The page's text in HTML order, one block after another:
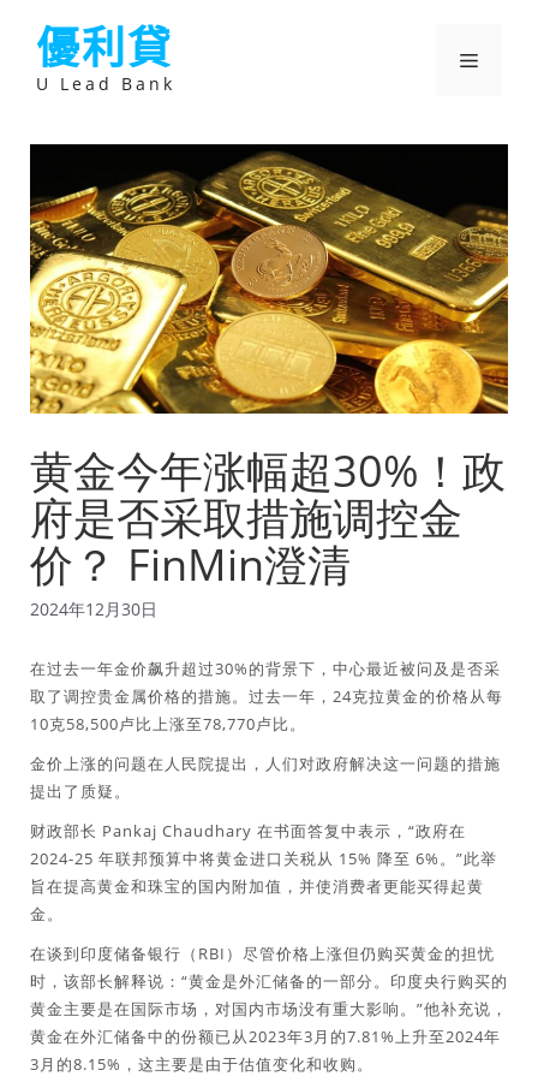
優利貸
U Lead Bank
選
黄金今年涨幅超30%！政
府是否采取措施调控金
价？ FinMin澄清
2024年12月30日
在过去一年金价飙升超过30%的背景下，中心最近被问及是否采
取了调控贵金属价格的措施。过去一年，24克拉黄金的价格从每
10克58,500卢比上涨至78,770卢比。
金价上涨的问题在人民院提出，人们对政府解决这一问题的措施
提出了质疑。
财政部长 Pankaj Chaudhary 在书面答复中表示，“政府在
2024-25 年联邦预算中将黄金进口关税从 15% 降至 6%。”此举
旨在提高黄金和珠宝的国内附加值，并使消费者更能买得起黄
金。
在谈到印度储备银行（RBI）尽管价格上涨但仍购买黄金的担忧
时，该部长解释说：“黄金是外汇储备的一部分。印度央行购买的
黄金主要是在国际市场，对国内市场没有重大影响。”他补充说，
黄金在外汇储备中的份额已从2023年3月的7.81%上升至2024年
3月的8.15%，这主要是由于估值变化和收购。